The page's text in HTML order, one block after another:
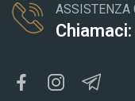
ASSISTENZA